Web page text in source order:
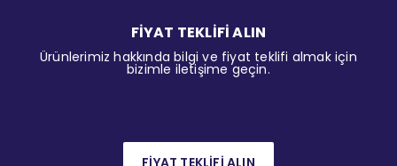
FİYAT TEKLİFİ ALIN
Ürünlerimiz hakkında bilgi ve fiyat teklifi almak için
bizimle iletişime geçin.
FİYAT TEKLİFİ ALIN